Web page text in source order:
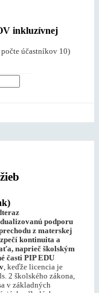
inkluzívnej
účastníkov 10)
podporu
z materskej
kontinuita a
naprieč školským
časti PIP EDU
, keďže licencia je
2 školského zákona,
v základných